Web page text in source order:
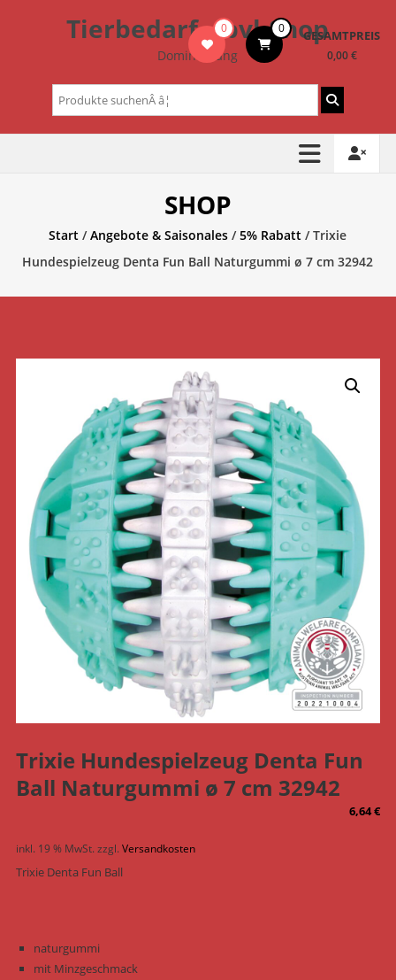
Tierbedarf – bvl-Shop
Dominik Lang
0 0 GESAMTPREIS
0,00 €
Suchen
nach:
SHOP
Start /Angebote & Saisonales /5% Rabatt / Trixie
Hundespielzeug Denta Fun Ball Naturgummi ø 7 cm 32942
Trixie Hundespielzeug Denta Fun
Ball Naturgummi ø 7 cm 32942
6,64€
inkl. 19 % MwSt. zzgl. Versandkosten
Trixie Denta Fun Ball
naturgummi
mit Minzgeschmack